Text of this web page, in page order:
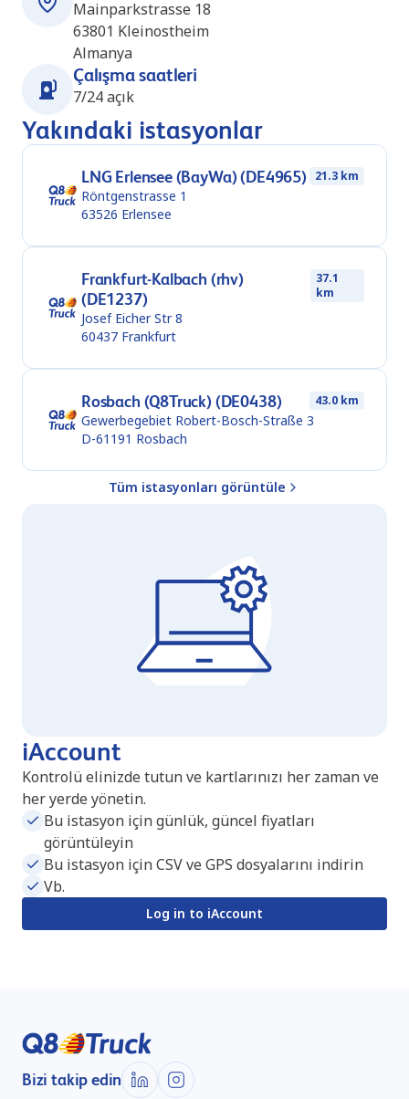
Mainparkstrasse 18
63801 Kleinostheim
Almanya
Çalışma saatleri
7/24 açık
Yakındaki istasyonlar
LNG Erlensee (BayWa) (DE4965) 21.3 km
Röntgenstrasse 1
63526 Erlensee
Frankfurt-Kalbach (rhv)
(DE1237)
37.1
km
Josef Eicher Str 8
60437 Frankfurt
Rosbach (Q8Truck) (DE0438) 43.0 km
Gewerbegebiet Robert-Bosch-Straße 3
D-61191 Rosbach
Tüm istasyonları görüntüle
iAccount
Kontrolü elinizde tutun ve kartlarınızı her zaman ve
her yerde yönetin.
Bu istasyon için günlük, güncel fiyatları
görüntüleyin
Bu istasyon için CSV ve GPS dosyalarını indirin
Vb.
Log in to iAccount
Bizi takip edin